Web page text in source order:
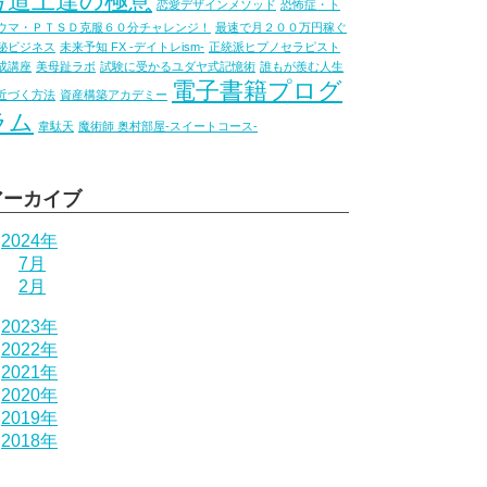
恋愛デザインメソッド 恐怖症・ト
マ・ＰＴＳＤ克服６０分チャレンジ！
最速で月２００万円稼ぐ
ビジネス 未来予知 FX -デイトレism- 正統派ヒプノセラピスト
講座 美母趾ラボ 試験に受かるユダヤ式記憶術 誰もが羨む人生
づく方法 資産構築アカデミー 電子書籍プログ
ム 韋駄天 魔術師 奥村部屋-スイートコース-
ーカイブ
2024年
7月
2月
2023年
2022年
2021年
2020年
2019年
2018年